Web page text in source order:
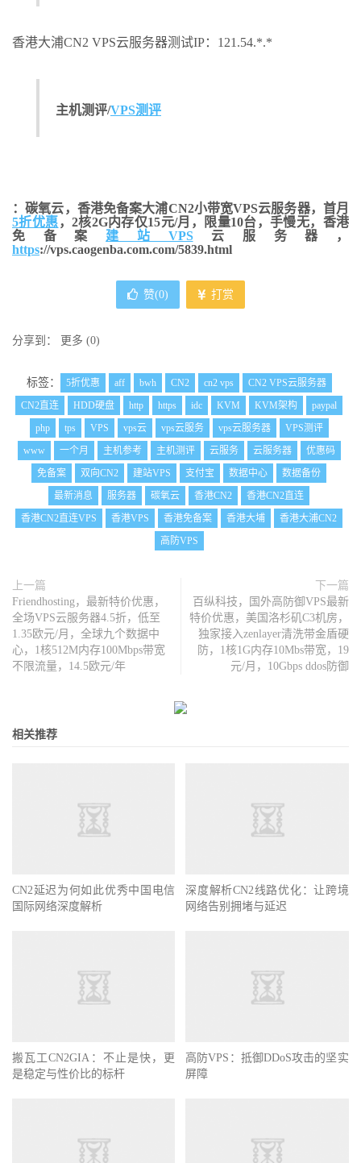
香港大浦CN2 VPS云服务器测试IP：121.54.*.*
主机测评/VPS测评
：碳氧云，香港免备案大浦CN2小带宽VPS云服务器，首月
5折优惠，2核2G内存仅15元/月，限量10台，手慢无，香港
免备案 建站VPS云服务器，
https://vps.caogenba.com.com/5839.html
赞(0) 打赏
分享到： 更多 (0)
标签： 5折优惠 aff bwh CN2 cn2 vps
CN2 VPS云服务器
CN2直连
HDD硬盘 http https idc KVM KVM架构
paypal
php
tps VPS vps云 vps云服务 vps云服务器
VPS测评
www
一个月 主机参考 主机测评 云服务 云服务器
优惠码
免备案
双向CN2 建站VPS 支付宝 数据中心
数据备份
最新消息
服务器 碳氧云 香港CN2
香港CN2直连
香港CN2直连VPS
香港VPS 香港免备案 香港大埔
香港大浦CN2
高防VPS
上一篇
Friendhosting，最新特价优惠，
全场VPS云服务器4.5折，低至
1.35欧元/月，全球九个数据中
心，1核512M内存100Mbps带宽
不限流量，14.5欧元/年
下一篇
百纵科技，国外高防御VPS最新
特价优惠，美国洛杉矶C3机房，
独家接入zenlayer清洗带金盾硬
防，1核1G内存10Mbs带宽，19
元/月，10Gbps ddos防御
相关推荐
CN2延迟为何如此优秀中国电信
国际网络深度解析
深度解析CN2线路优化：让跨境
网络告别拥堵与延迟
搬瓦工CN2GIA：不止是快，更
是稳定与性价比的标杆
高防VPS：抵御DDoS攻击的坚实
屏障